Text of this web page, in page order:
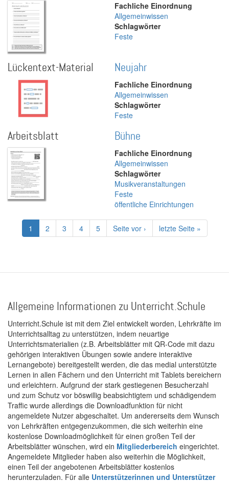
Fachliche Einordnung
Allgemeinwissen
Schlagwörter
Feste
Lückentext-Material Neujahr
Fachliche Einordnung
Allgemeinwissen
Schlagwörter
Feste
Arbeitsblatt Bühne
Fachliche Einordnung
Allgemeinwissen
Schlagwörter
Musikveranstaltungen
Feste
öffentliche Einrichtungen
Seitennummerierung
Aktuelle
Seite
1 Page
2 Page
3 Page
4 Page
5
Nächste
Seite
Seite vor ›
Letzte
Seite
letzte Seite »
Allgemeine Informationen zu Unterricht.Schule
Unterricht.Schule ist mit dem Ziel entwickelt worden, Lehrkräfte im
Unterrichtsalltag zu unterstützen, indem neuartige
Unterrichtsmaterialien (z.B. Arbeitsblätter mit QR-Code mit dazu
gehörigen interaktiven Übungen sowie andere interaktive
Lernangebote) bereitgestellt werden, die das medial unterstützte
Lernen in allen Fächern und den Unterricht mit Tablets bereichern
und erleichtern. Aufgrund der stark gestiegenen Besucherzahl
und zum Schutz vor böswillig beabsichtigtem und schädigendem
Traffic wurde allerdings die Downloadfunktion für nicht
angemeldete Nutzer abgeschaltet. Um andererseits dem Wunsch
von Lehrkräften entgegenzukommen, die sich weiterhin eine
kostenlose Downloadmöglichkeit für einen großen Teil der
Arbeitsblätter wünschen, wird ein Mitgliederbereich eingerichtet.
Angemeldete Mitglieder haben also weiterhin die Möglichkeit,
einen Teil der angebotenen Arbeitsblätter kostenlos
herunterzuladen. Für alle Unterstützerinnen und Unterstützer